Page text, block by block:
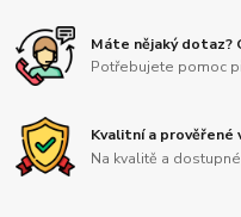
Máte nějaký dotaz?
Potřebujete pomoc
Kvalitní a prověřené
Na kvalitě a